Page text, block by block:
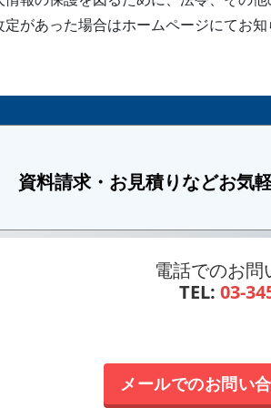
があった場合はホームページにてお知
資料請求・お見積りなどお気
電話でのお問
TEL: 03-
メールでのお問い